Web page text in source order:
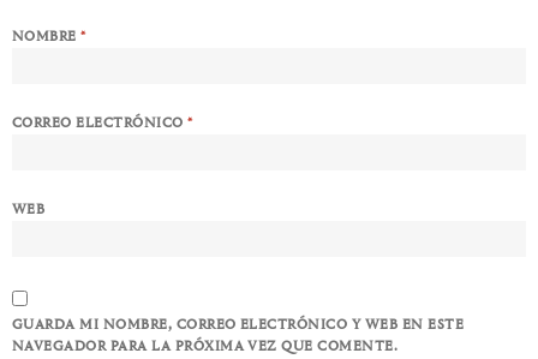
NOMBRE*
CORREO ELECTRÓNICO*
WEB
GUARDA MI NOMBRE, CORREO ELECTRÓNICO Y WEB EN ESTE
NAVEGADOR PARA LA PRÓXIMA VEZ QUE COMENTE.